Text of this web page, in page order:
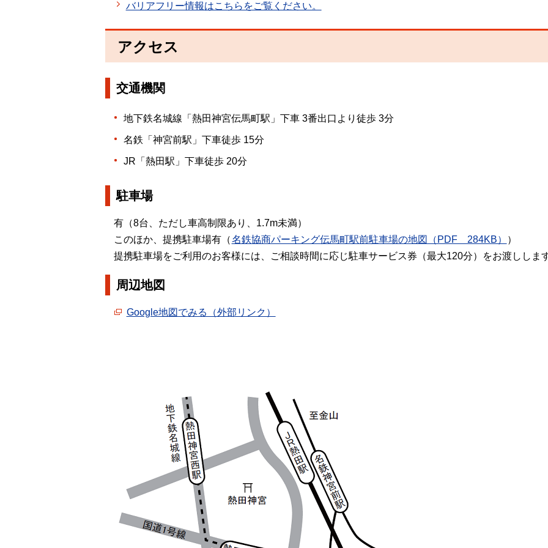
バリアフリー情報はこちらをご覧ください。
アクセス
交通機関
地下鉄名城線「熱田神宮伝馬町駅」下車 3番出口より徒歩 3分
名鉄「神宮前駅」下車徒歩 15分
JR「熱田駅」下車徒歩 20分
駐車場
有（8台、ただし車高制限あり、1.7m未満）
このほか、提携駐車場有（名鉄協商パーキング伝馬町駅前駐車場の地図（PDF 284KB）
）
提携駐車場をご利用のお客様には、ご相談時間に応じ駐車サービス券（最大120分）をお渡ししま
周辺地図
Google地図でみる（外部リンク）